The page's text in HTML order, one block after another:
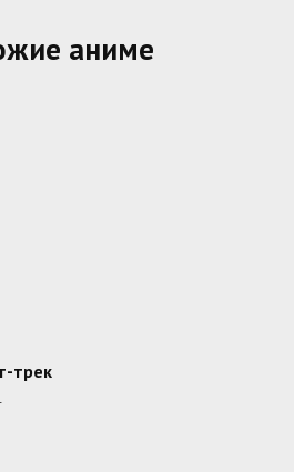
аниме
трек